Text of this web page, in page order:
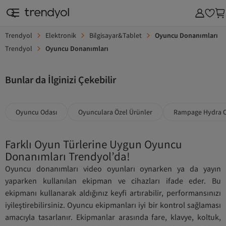
Trendyol Elektronik Bilgisayar&Tablet
Oyuncu Donanımları
Trendyol
Oyuncu Donanımları
Bunlar da İlginizi Çekebilir
Oyuncu Odası Oyunculara Özel Ürünler Rampage Hydra
Farklı Oyun Türlerine Uygun Oyuncu
Donanımları Trendyol’da!
Oyuncu donanımları video oyunları oynarken ya da yayın
yaparken kullanılan ekipman ve cihazları ifade eder. Bu
ekipmanı kullanarak aldığınız keyfi artırabilir, performansınızı
iyileştirebilirsiniz. Oyuncu ekipmanları iyi bir kontrol sağlaması
amacıyla tasarlanır. Ekipmanlar arasında fare, klavye, koltuk,